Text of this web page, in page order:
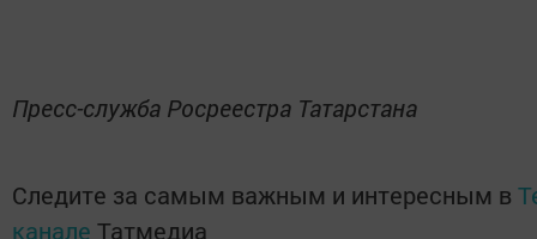
Пресс-служба Росреестра Татарстана
Следите за самым важным и интересным в
канале Татмедиа